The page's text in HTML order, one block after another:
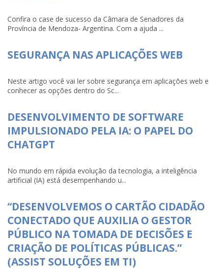
Confira o case de sucesso da Câmara de Senadores da
Província de Mendoza- Argentina. Com a ajuda ...
SEGURANÇA NAS APLICAÇÕES WEB
Neste artigo você vai ler sobre segurança em aplicações web e
conhecer as opções dentro do Sc...
DESENVOLVIMENTO DE SOFTWARE
IMPULSIONADO PELA IA: O PAPEL DO
CHATGPT
No mundo em rápida evolução da tecnologia, a inteligência
artificial (IA) está desempenhando u...
“DESENVOLVEMOS O CARTÃO CIDADÃO
CONECTADO QUE AUXILIA O GESTOR
PÚBLICO NA TOMADA DE DECISÕES E
CRIAÇÃO DE POLÍTICAS PÚBLICAS.”
(ASSIST SOLUÇÕES EM TI)